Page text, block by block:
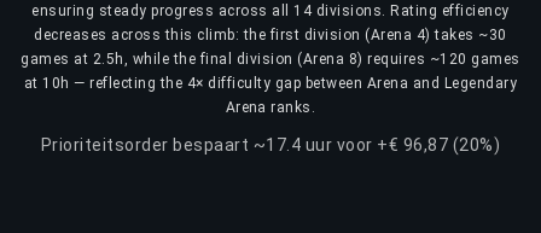
ensuring steady progress across all 14 divisions. Rating efficiency
decreases across this climb: the first division (Arena 4) takes ~30
games at 2.5h, while the final division (Arena 8) requires ~120 games
at 10h — reflecting the 4× difficulty gap between Arena and Legendary
Arena ranks.
Prioriteitsorder bespaart ~17.4 uur voor +€ 96,87 (20%)